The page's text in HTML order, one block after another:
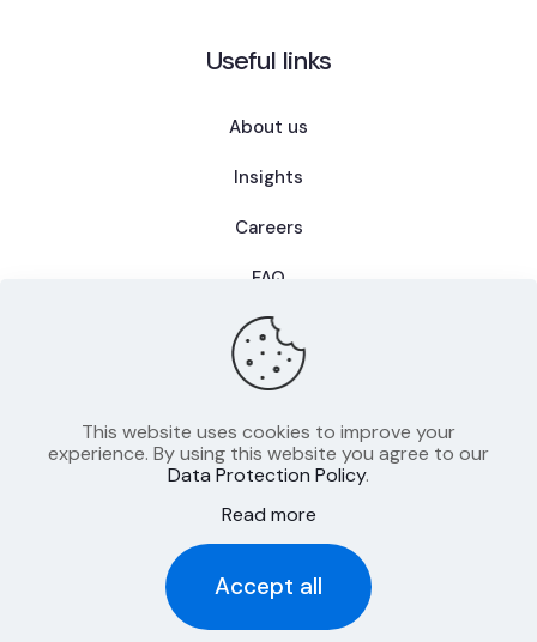
Useful links
About us
Insights
Careers
FAQ
© 2025 CIIB - Alle Rechte vorbehalten.
Datenschutzerklärung
AGB
This website uses cookies to improve your
experience. By using this website you agree to our
Data Protection Policy.
Read more
Accept all